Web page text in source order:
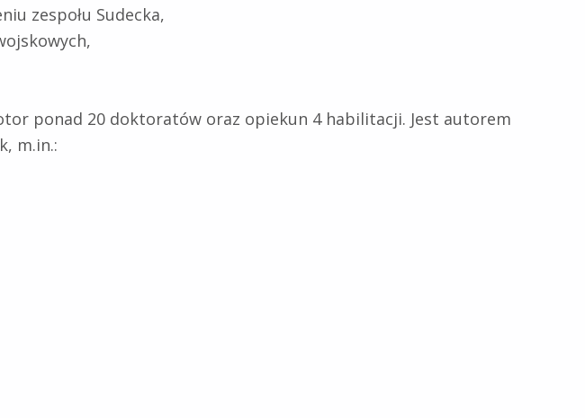
zespołu Sudecka,
ponad 20 doktoratów oraz opiekun 4 habilitacji. Jest autorem
m.in.: